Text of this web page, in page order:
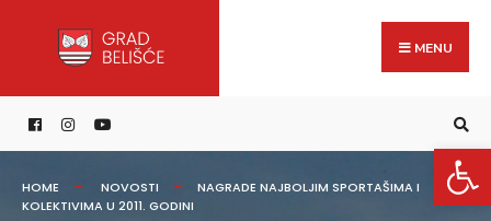
content
MENU
HOME NOVOSTI
NAGRADE NAJBOLJIM SPORTAŠIMA I
KOLEKTIVIMA U 2011. GODINI
for: